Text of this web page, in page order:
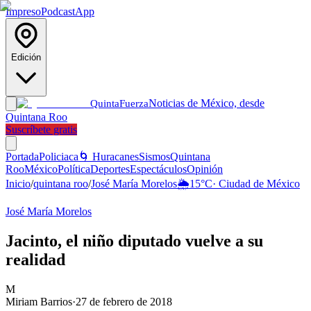
ImpresoPodcastApp
Edición
QuintaFuerzaNoticias de México, desde
Quintana Roo
Suscríbete gratis
PortadaPoliciaca 🌀 HuracanesSismosQuintana
RooMéxicoPolíticaDeportesEspectáculosOpinión
Inicio/quintana roo/José María Morelos🌦️15°C· Ciudad de México
José María Morelos
Jacinto, el niño diputado vuelve a su
realidad
M
Miriam Barrios·27 de febrero de 2018